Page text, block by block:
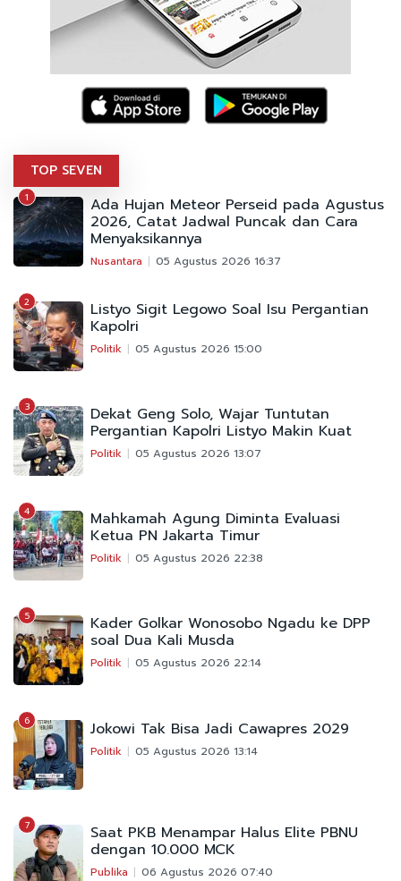
TOP SEVEN
1 Ada Hujan Meteor Perseid pada Agustus
2026, Catat Jadwal Puncak dan Cara
Menyaksikannya
Nusantara 05 Agustus 2026 16:37
2 Listyo Sigit Legowo Soal Isu Pergantian
Kapolri
Politik 05 Agustus 2026 15:00
3 Dekat Geng Solo, Wajar Tuntutan
Pergantian Kapolri Listyo Makin Kuat
Politik 05 Agustus 2026 13:07
4 Mahkamah Agung Diminta Evaluasi
Ketua PN Jakarta Timur
Politik 05 Agustus 2026 22:38
5 Kader Golkar Wonosobo Ngadu ke DPP
soal Dua Kali Musda
Politik 05 Agustus 2026 22:14
6 Jokowi Tak Bisa Jadi Cawapres 2029
Politik 05 Agustus 2026 13:14
7 Saat PKB Menampar Halus Elite PBNU
dengan 10.000 MCK
Publika 06 Agustus 2026 07:40